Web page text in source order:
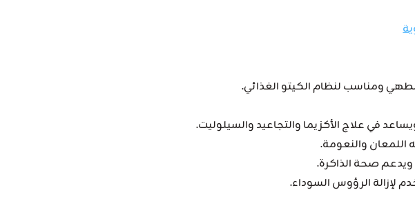
ومناسب لنظام الكيتو الغذائي.
في علاج الأكزيما والتجاعيد والسيلوليت.
والنعومة.
صحة الذاكرة.
لإزالة الرؤوس السوداء.